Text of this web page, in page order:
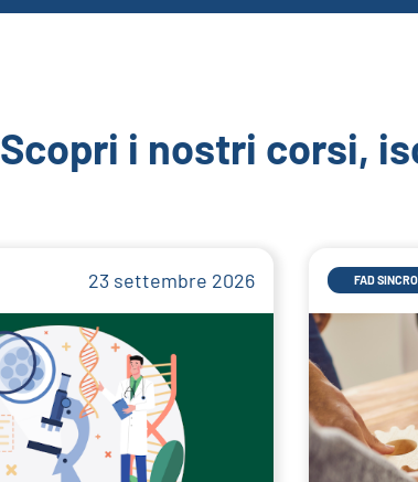
Scopri i nostri corsi,
23 settembre 2026 FAD